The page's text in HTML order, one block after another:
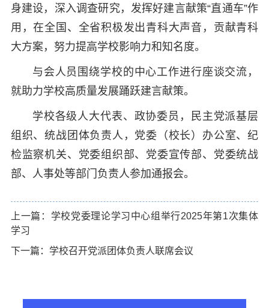
身建设，深入调查研究，发挥好建言献策“直通车”作
用，在全国、全省积极发出青科大声音，贡献青科
大方案，努力提高学校影响力和知名度。
与会人员围绕学校的中心工作进行座谈交流，
就助力学校高质量发展踊跃建言献策。
学校各级人大代表、政协委员，民主党派基层
组织、统战团体负责人，党委（校长）办公室、纪
检监察机关、党委组织部、党委宣传部、党委统战
部、人事处等部门负责人参加通报会。
上一篇：学校党委理论学习中心组举行2025年第1次集体
学习
下一篇：学校召开党派团体负责人联席会议